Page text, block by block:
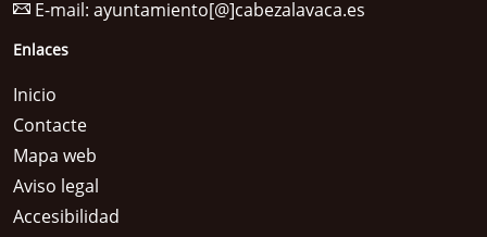
E-mail: ayuntamiento[@]cabezalavaca.es
Enlaces
Inicio
Contacte
Mapa web
Aviso legal
Accesibilidad